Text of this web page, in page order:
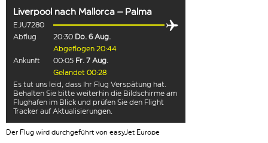
Liverpool nach Mallorca – Palma
EJU7280
Abflug
20:30 Do. 6 Aug.
Abgeflogen 20:44
Ankunft
00:05 Fr. 7 Aug.
Gelandet 00:28
Es tut uns leid, dass Ihr Flug Verspätung hat.
Behalten Sie bitte weiterhin die Bildschirme am
Flughafen im Blick und prüfen Sie den Flight
Tracker auf Aktualisierungen.
Der Flug wird durchgeführt von easyJet Europe